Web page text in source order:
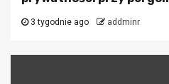
3 tygodnie ago addminr